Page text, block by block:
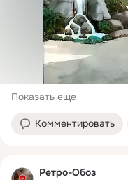
Показать еще
Комментировать
Ретро-Обоз